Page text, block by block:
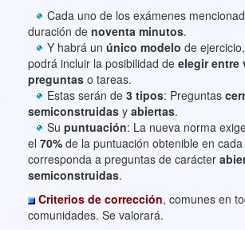
Cada uno de los exámenes
duración de noventa minutos.
Y habrá un único modelo de
podrá incluir la posibilidad de elegir entre
preguntas o tareas.
Estas serán de 3 tipos: Preguntas
semiconstruidas y abiertas.
Su puntuación: La nueva norma
el 70% de la puntuación obtenible en
corresponda a preguntas de carácter
semiconstruidas.
Criterios de corrección, comunes en
comunidades. Se valorará.